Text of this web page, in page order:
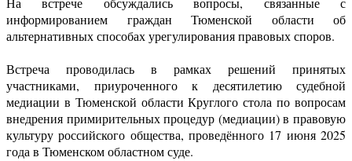
информированием граждан Тюменской области об
альтернативных способах урегулирования правовых споров.
Встреча проводилась в рамках решений принятых
участниками, приуроченного к десятилетию судебной
медиации в Тюменской области Круглого стола по вопросам
внедрения примирительных процедур (медиации) в правовую
культуру российского общества, проведённого 17 июня 2025
года в Тюменском областном суде.